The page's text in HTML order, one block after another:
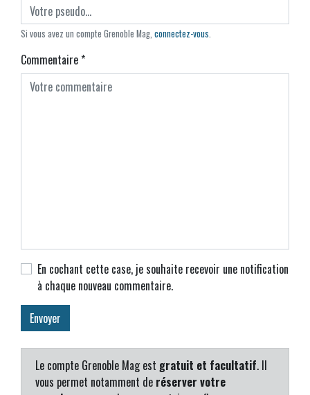
Si vous avez un compte Grenoble Mag, connectez-vous.
Commentaire*
En cochant cette case, je souhaite recevoir une notification
à chaque nouveau commentaire.
Le compte Grenoble Mag est gratuit et facultatif. Il
vous permet notamment de réserver votre